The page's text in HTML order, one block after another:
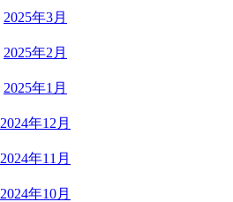
2025年3月
2025年2月
2025年1月
2024年12月
2024年11月
2024年10月